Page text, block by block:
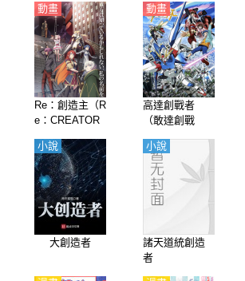
Re：創造主（R
e：CREATOR
動畫
高達創戰者
（敢達創戰
者）第1季【日
語】
動畫
大創造者
小說
諸天道統創造
者
小說